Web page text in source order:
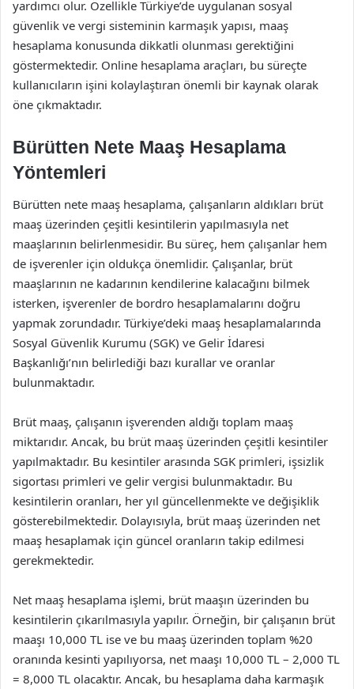
yardımcı olur. Özellikle Türkiye’de uygulanan sosyal
güvenlik ve vergi sisteminin karmaşık yapısı, maaş
hesaplama konusunda dikkatli olunması gerektiğini
göstermektedir. Online hesaplama araçları, bu süreçte
kullanıcıların işini kolaylaştıran önemli bir kaynak olarak
öne çıkmaktadır.
Bürütten Nete Maaş Hesaplama
Yöntemleri
Bürütten nete maaş hesaplama, çalışanların aldıkları brüt
maaş üzerinden çeşitli kesintilerin yapılmasıyla net
maaşlarının belirlenmesidir. Bu süreç, hem çalışanlar hem
de işverenler için oldukça önemlidir. Çalışanlar, brüt
maaşlarının ne kadarının kendilerine kalacağını bilmek
isterken, işverenler de bordro hesaplamalarını doğru
yapmak zorundadır. Türkiye’deki maaş hesaplamalarında
Sosyal Güvenlik Kurumu (SGK) ve Gelir İdaresi
Başkanlığı’nın belirlediği bazı kurallar ve oranlar
bulunmaktadır.
Brüt maaş, çalışanın işverenden aldığı toplam maaş
miktarıdır. Ancak, bu brüt maaş üzerinden çeşitli kesintiler
yapılmaktadır. Bu kesintiler arasında SGK primleri, işsizlik
sigortası primleri ve gelir vergisi bulunmaktadır. Bu
kesintilerin oranları, her yıl güncellenmekte ve değişiklik
gösterebilmektedir. Dolayısıyla, brüt maaş üzerinden net
maaş hesaplamak için güncel oranların takip edilmesi
gerekmektedir.
Net maaş hesaplama işlemi, brüt maaşın üzerinden bu
kesintilerin çıkarılmasıyla yapılır. Örneğin, bir çalışanın brüt
maaşı 10,000 TL ise ve bu maaş üzerinden toplam %20
oranında kesinti yapılıyorsa, net maaşı 10,000 TL – 2,000 TL
= 8,000 TL olacaktır. Ancak, bu hesaplama daha karmaşık